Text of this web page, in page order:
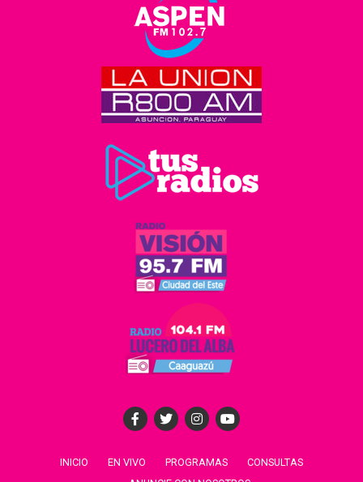
INICIO EN VIVO PROGRAMAS
CONSULTAS